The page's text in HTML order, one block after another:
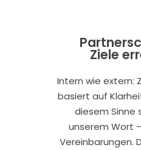
Ziele
Intern wie extern:
basiert auf
diesem Sinne
unserem Wort
Vereinbarungen.